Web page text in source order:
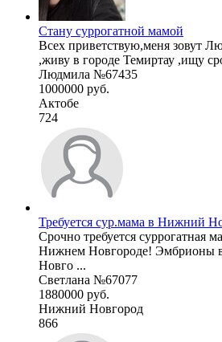
Стану суррогатной мамой
Всех приветствую,меня зовут
,живу в городе Темиртау ,ищу
Людмила №67435
1000000 руб.
Актобе
724
Требуется сур.мама в Нижний
Срочно требуется суррогатная
Нижнем Новгороде! Эмбрионы
Новго ...
Светлана №67077
1880000 руб.
Нижний Новгород
866